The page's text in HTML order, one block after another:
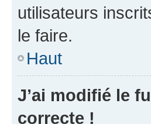
utilisateurs
le faire.
Haut
J’ai modifié le
correcte !